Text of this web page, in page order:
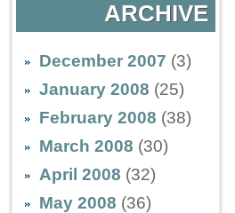
ARCHIVE
December 2007 (3)
January 2008 (25)
February 2008 (38)
March 2008 (30)
April 2008 (32)
May 2008 (36)